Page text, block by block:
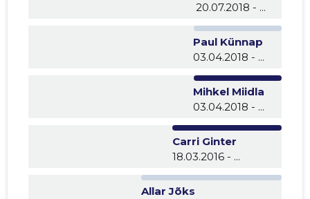
20.07.2018 - ...
Paul Künnap
03.04.2018 - ...
Mihkel Miidla
03.04.2018 - ...
Carri Ginter
18.03.2016 - ...
Allar Jõks